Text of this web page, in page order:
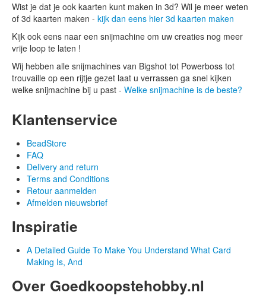
Wist je dat je ook kaarten kunt maken in 3d? Wil je meer weten
of 3d kaarten maken - kijk dan eens hier 3d kaarten maken
Kijk ook eens naar een snijmachine om uw creaties nog meer
vrije loop te laten !
Wij hebben alle snijmachines van Bigshot tot Powerboss tot
trouvaille op een rijtje gezet laat u verrassen ga snel kijken
welke snijmachine bij u past - Welke snijmachine is de beste?
Klantenservice
BeadStore
FAQ
Delivery and return
Terms and Conditions
Retour aanmelden
Afmelden nieuwsbrief
Inspiratie
A Detailed Guide To Make You Understand What Card
Making Is, And
Over Goedkoopstehobby.nl